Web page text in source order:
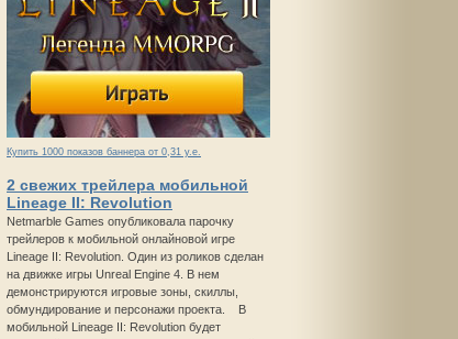
Купить 1000 показов баннера от 0,31 у.е.
2 свежих трейлера мобильной
Lineage II: Revolution
Netmarble Games опубликовала парочку
трейлеров к мобильной онлайновой игре
Lineage II: Revolution. Один из роликов сделан
на движке игры Unreal Engine 4. В нем
демонстрируются игровые зоны, скиллы,
обмундирование и персонажи проекта. В
мобильной Lineage II: Revolution будет